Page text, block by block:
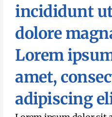
incididunt
dolore
Lorem
amet,
adipiscing